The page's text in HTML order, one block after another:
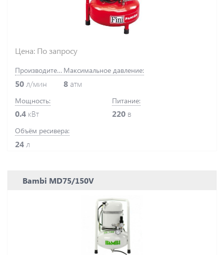
Цена: По запросу
Производительность:
50 л/мин
Максимальное давление:
8 атм
Мощность:
0.4 кВт
Питание:
220 в
Объём ресивера:
24 л
Bambi MD75/150V